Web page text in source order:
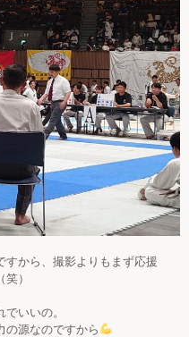
すから、撮影よりもまず応援
）
いいの。
の源なのですから